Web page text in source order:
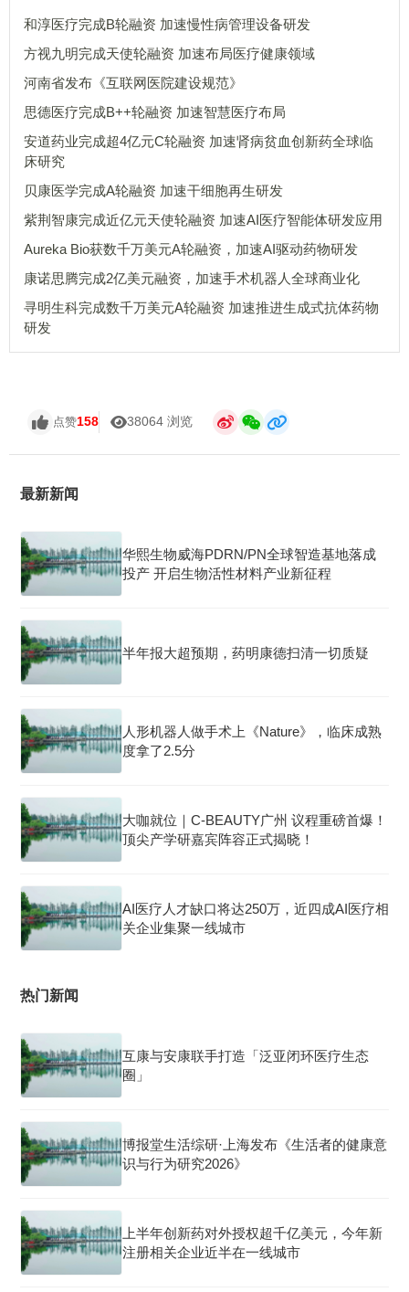
和淳医疗完成B轮融资 加速慢性病管理设备研发
方视九明完成天使轮融资 加速布局医疗健康领域
河南省发布《互联网医院建设规范》
思德医疗完成B++轮融资 加速智慧医疗布局
安道药业完成超4亿元C轮融资 加速肾病贫血创新药全球临
床研究
贝康医学完成A轮融资 加速干细胞再生研发
紫荆智康完成近亿元天使轮融资 加速AI医疗智能体研发应用
Aureka Bio获数千万美元A轮融资，加速AI驱动药物研发
康诺思腾完成2亿美元融资，加速手术机器人全球商业化
寻明生科完成数千万美元A轮融资 加速推进生成式抗体药物
研发
点赞158 38064 浏览
最新新闻
华熙生物威海PDRN/PN全球智造基地落成
投产 开启生物活性材料产业新征程
半年报大超预期，药明康德扫清一切质疑
人形机器人做手术上《Nature》，临床成熟
度拿了2.5分
大咖就位｜C-BEAUTY广州 议程重磅首爆！
顶尖产学研嘉宾阵容正式揭晓！
AI医疗人才缺口将达250万，近四成AI医疗相
关企业集聚一线城市
热门新闻
互康与安康联手打造「泛亚闭环医疗生态
圈」
博报堂生活综研·上海发布《生活者的健康意
识与行为研究2026》
上半年创新药对外授权超千亿美元，今年新
注册相关企业近半在一线城市